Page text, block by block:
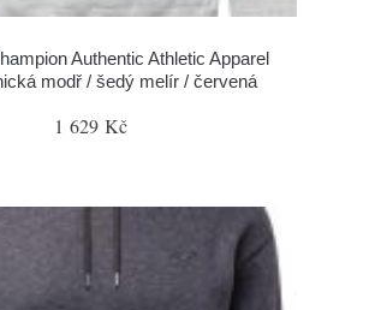
Authentic Athletic Apparel
modř / šedý melír / červená
1 629 Kč